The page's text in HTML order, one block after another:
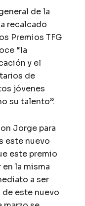
de la
recalcado
Premios TFG
“la
y el
de
jóvenes
su talento”.
Jorge para
este nuevo
este premio
en la misma
a ser
de este nuevo